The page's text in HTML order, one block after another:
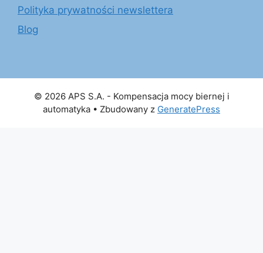
Polityka prywatności newslettera
Blog
© 2026 APS S.A. - Kompensacja mocy biernej i
automatyka • Zbudowany z GeneratePress